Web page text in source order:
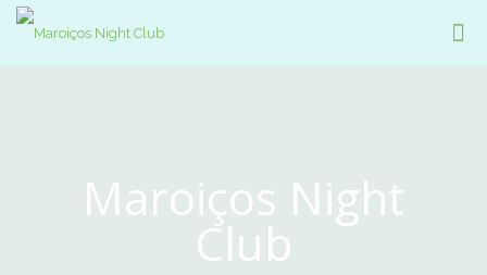
Maroiços Night
Club